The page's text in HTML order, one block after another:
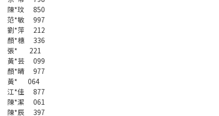
陳*玟 850
范*敏 997
劉*萍 212
顏*橞 336
張* 221
黃*芸 099
顏*晴 977
黃* 064
江*佳 877
陳*潔 061
陳*辰 397